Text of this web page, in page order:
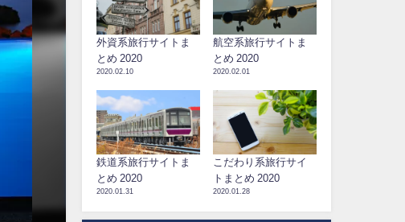
外資系旅行サイトま
とめ 2020
2020.02.10
航空系旅行サイトま
とめ 2020
2020.02.01
鉄道系旅行サイトま
とめ 2020
2020.01.31
こだわり系旅行サイ
トまとめ 2020
2020.01.28